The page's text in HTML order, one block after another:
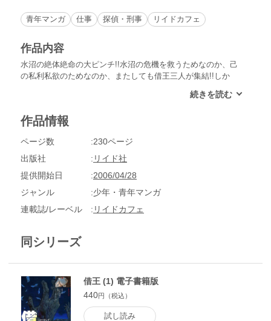
青年マンガ 仕事 探偵・刑事 リイドカフェ
作品内容
水沼の絶体絶命の大ピンチ!!水沼の危機を救うためなのか、己
の私利私欲のためなのか、またしても借王三人が集結!!しか
ち抜くのか？頭脳派・安斎か、それとも汚れ刑事・水沼か、そ
地獄へ落ちよ」果たして本当の地獄に落ちるのは…。
作品情報
ページ数
230ページ
出版社
リイド社
提供開始日
2006/04/28
ジャンル
少年・青年マンガ
連載誌/レーベル
リイドカフェ
同シリーズ
借王 (1) 電子書籍版
440円（税込）
試し読み